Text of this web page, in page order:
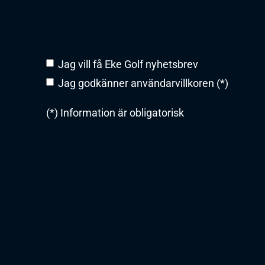
Jag vill få Eke Golf nyhetsbrev
Jag godkänner användarvillkoren (*)
(*) Information är obligatorisk